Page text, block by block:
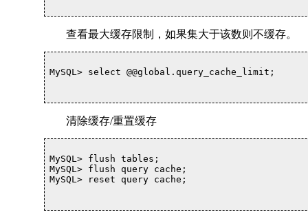
查看最大缓存限制，如果集大于该数则不缓存。
MySQL> select @@global.query_cache_limit;
清除缓存/重置缓存
MySQL> flush tables;
MySQL> flush query cache;
MySQL> reset query cache;